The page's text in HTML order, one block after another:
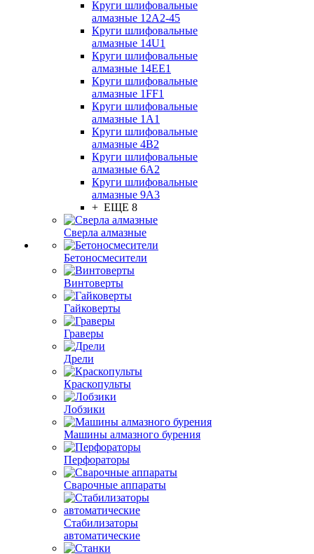
Круги шлифовальные
алмазные 12А2-45
Круги шлифовальные
алмазные 14U1
Круги шлифовальные
алмазные 14ЕЕ1
Круги шлифовальные
алмазные 1FF1
Круги шлифовальные
алмазные 1А1
Круги шлифовальные
алмазные 4В2
Круги шлифовальные
алмазные 6A2
Круги шлифовальные
алмазные 9А3
+ ЕЩЕ 8
Сверла алмазные
Бетоносмесители
Винтоверты
Гайковерты
Граверы
Дрели
Краскопульты
Лобзики
Машины алмазного бурения
Перфораторы
Сварочные аппараты
Стабилизаторы
автоматические